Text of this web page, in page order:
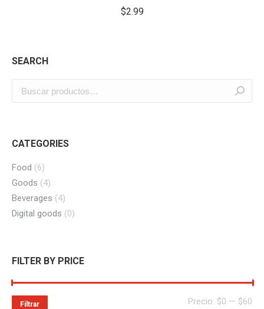
$2.99
SEARCH
CATEGORIES
Food (6)
Goods (4)
Beverages (4)
Digital goods (0)
FILTER BY PRICE
Filtrar Precio: $0 — $60